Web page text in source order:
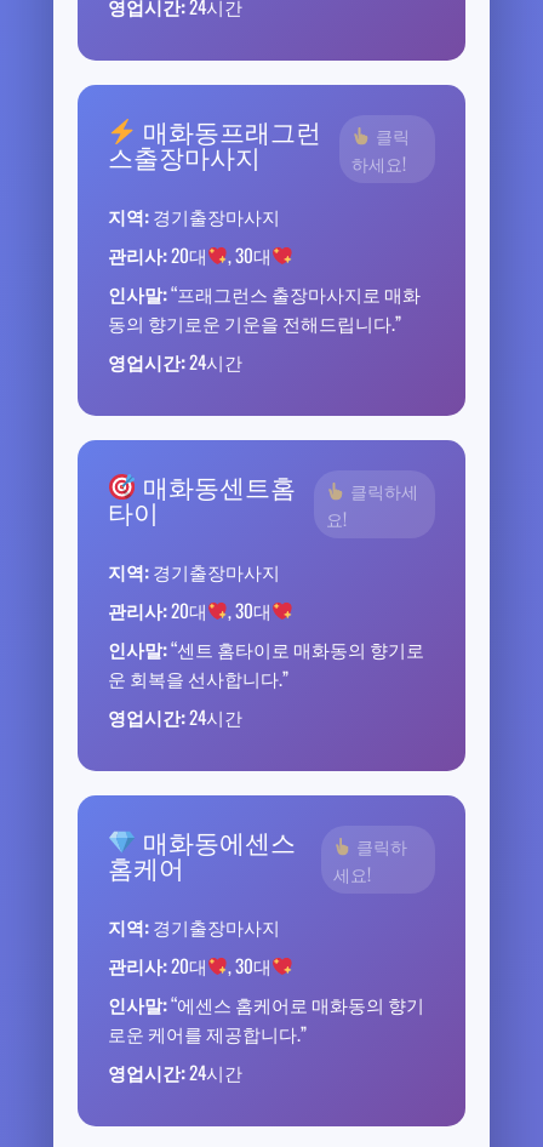
영업시간:24시간
매화동프래그런
스출장마사지
클릭
하세요!
지역:경기출장마사지
관리사:20대
, 30대
인사말:“프래그런스 출장마사지로 매화
동의 향기로운 기운을 전해드립니다.”
영업시간:24시간
매화동센트홈
타이
클릭하세
요!
지역:경기출장마사지
관리사:20대
, 30대
인사말:“센트 홈타이로 매화동의 향기로
운 회복을 선사합니다.”
영업시간:24시간
매화동에센스
홈케어
클릭하
세요!
지역:경기출장마사지
관리사:20대
, 30대
인사말:“에센스 홈케어로 매화동의 향기
로운 케어를 제공합니다.”
영업시간:24시간